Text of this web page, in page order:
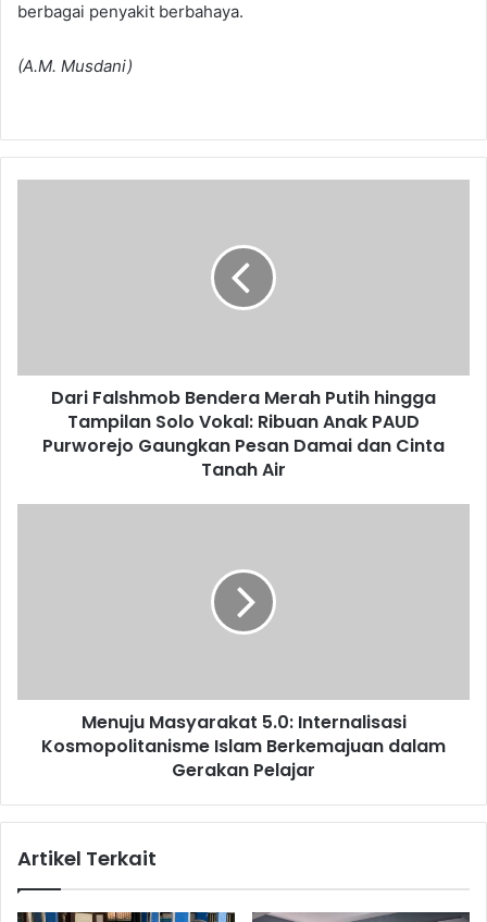
berbagai penyakit berbahaya.
(A.M. Musdani)
Vokal:
Ribuan
PAUD
Pesan
Dari Falshmob Bendera Merah Putih hingga
Tampilan Solo Vokal: Ribuan Anak PAUD
Purworejo Gaungkan Pesan Damai dan Cinta
Tanah Air
Gerakan
Menuju Masyarakat 5.0: Internalisasi
Kosmopolitanisme Islam Berkemajuan dalam
Gerakan Pelajar
Artikel Terkait